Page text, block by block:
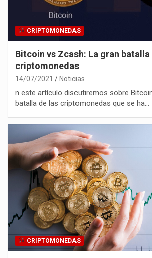
CRIPTOMONEDAS
Bitcoin vs Zcash: La gran batalla
criptomonedas
14/07/2021 Noticias
n este artículo discutiremos sobre
batalla de las criptomonedas que se ha…
CRIPTOMONEDAS